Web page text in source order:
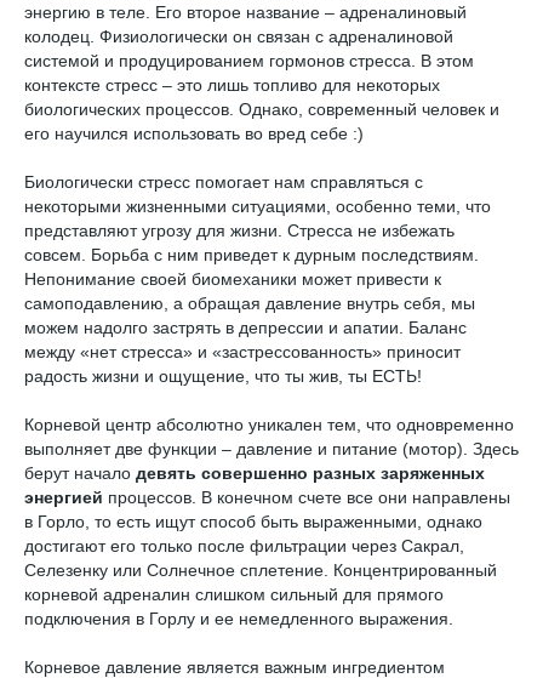
энергию в теле. Его второе название – адреналиновый
колодец. Физиологически он связан с адреналиновой
системой и продуцированием гормонов стресса. В этом
контексте стресс – это лишь топливо для некоторых
биологических процессов. Однако, современный человек и
его научился использовать во вред себе :)
Биологически стресс помогает нам справляться с
некоторыми жизненными ситуациями, особенно теми, что
представляют угрозу для жизни. Стресса не избежать
совсем. Борьба с ним приведет к дурным последствиям.
Непонимание своей биомеханики может привести к
самоподавлению, а обращая давление внутрь себя, мы
можем надолго застрять в депрессии и апатии. Баланс
между «нет стресса» и «застрессованность» приносит
радость жизни и ощущение, что ты жив, ты ЕСТЬ!
Корневой центр абсолютно уникален тем, что одновременно
выполняет две функции – давление и питание (мотор). Здесь
берут начало девять совершенно разных заряженных
энергией процессов. В конечном счете все они направлены
в Горло, то есть ищут способ быть выраженными, однако
достигают его только после фильтрации через Сакрал,
Селезенку или Солнечное сплетение. Концентрированный
корневой адреналин слишком сильный для прямого
подключения в Горлу и ее немедленного выражения.
Корневое давление является важным ингредиентом